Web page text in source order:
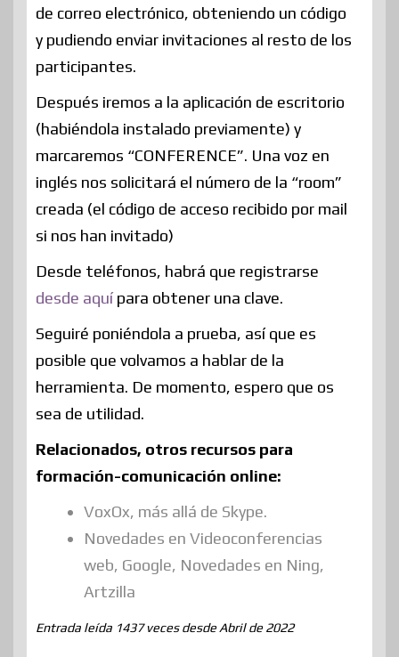
de correo electrónico, obteniendo un código
y pudiendo enviar invitaciones al resto de los
participantes.
Después iremos a la aplicación de escritorio
(habiéndola instalado previamente) y
marcaremos “CONFERENCE”. Una voz en
inglés nos solicitará el número de la “room”
creada (el código de acceso recibido por mail
si nos han invitado)
Desde teléfonos, habrá que registrarse
desde aquípara obtener una clave.
Seguiré poniéndola a prueba, así que es
posible que volvamos a hablar de la
herramienta. De momento, espero que os
sea de utilidad.
Relacionados, otros recursos para
formación-comunicación online:
VoxOx, más allá de Skype.
Novedades en Videoconferencias
web, Google, Novedades en Ning,
Artzilla
Entrada leída 1437 veces desde Abril de 2022